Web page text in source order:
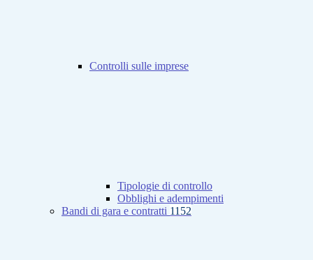
Controlli sulle imprese
Tipologie di controllo
Obblighi e adempimenti
Bandi di gara e contratti 1152